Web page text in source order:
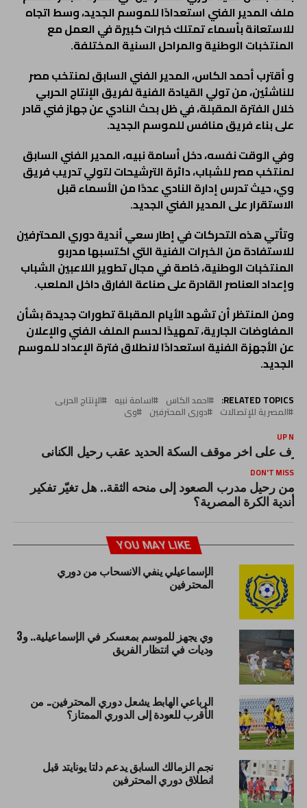
ملف المدير الفني استعدادًا للموسم الجديد، وسط اتجاه
للاستعانة بأسماء تمتلك خبرات كبيرة في العمل مع
المنتخبات الوطنية والمراحل السنية المختلفة.
و أقترب أحمد الكاس، المدير الفني السابق لمنتخب مصر
للناشئين، من تولي القيادة الفنية لفريق الإنتاج الحربي
خلال الفترة المقبلة، في ظل بحث النادي عن جهاز فني قادر
على بناء فريق منافس للموسم الجديد.
وفي الوقت نفسه، دخل أسامة نبيه، المدير الفني السابق
لمنتخب مصر للشباب، دائرة الترشيحات لتولي تدريب فريق
وي، حيث تدرس إدارة النادي عددًا من الأسماء قبل
الاستقرار على المدير الفني الجديد.
وتأتي هذه التحركات في إطار سعي أندية دوري المحترفين
للاستفادة من الخبرات الفنية التي اكتسبها مدربو
المنتخبات الوطنية، خاصة في مجال تطوير اللاعبين الشباب
وإعداد العناصر القادرة على صناعة الفارق داخل الملعب.
ومن المنتظر أن تشهد الأيام المقبلة تطورات جديدة بشأن
المفاوضات الجارية، تمهيدًا لحسم الملف الفني والإعلان
عن الأجهزة الفنية استعدادًا لانطلاق فترة الإعداد للموسم
الجديد.
RELATED TOPICS: احمد الكاس اسامة نبيه الإنتاج الحربى
المصرية للإتصالات دورى المحترفين وى
UP
على اخر موقف السكة الحديد عقب رحيل الكنانى
DON'T MISS
من رحيل مدرب الصعود إلى منحه الثقة.. هل تغيّر تفكير
أندية الكرة المصرية؟
YOU MAY LIKE
الإسماعيلي ينفي الانسحاب من دوري
المحترفين
وي يجهز للموسم بمعسكر في الإسماعيلية.. و3
وديات في انتظار الفريق
الرباعي الهابط يشعل دوري المحترفين.. من
الأقرب للعودة إلى الدوري الممتاز؟
نجم الزمالك السابق يدعم دلتا يونايتد قبل
انطلاق دوري المحترفين